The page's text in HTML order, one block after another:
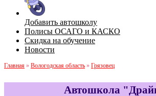
Добавить автошколу
Полисы ОСАГО и КАСКО
Скидка на обучение
Новости
Главная » Вологодская область » Грязовец
Автошкола